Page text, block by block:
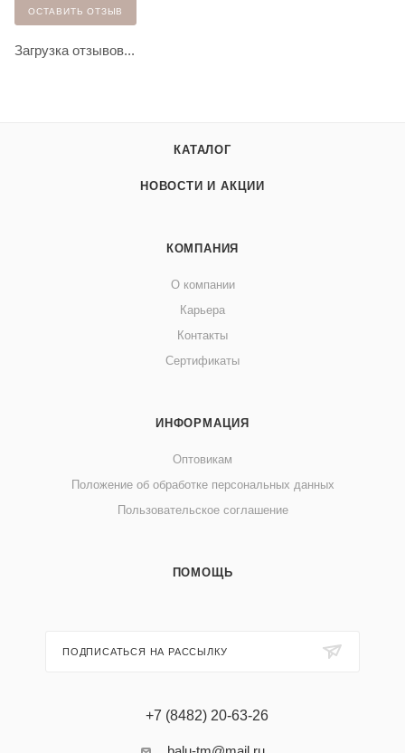
ОСТАВИТЬ ОТЗЫВ
Загрузка отзывов...
КАТАЛОГ
НОВОСТИ И АКЦИИ
КОМПАНИЯ
О компании
Карьера
Контакты
Сертификаты
ИНФОРМАЦИЯ
Оптовикам
Положение об обработке персональных данных
Пользовательское соглашение
ПОМОЩЬ
ПОДПИСАТЬСЯ НА РАССЫЛКУ
+7 (8482) 20-63-26